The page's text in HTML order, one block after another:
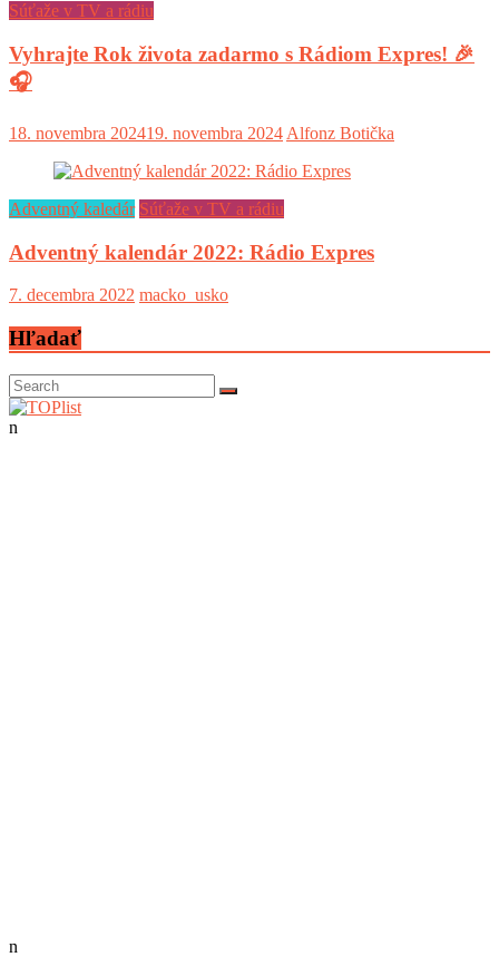
Súťaže v TV a rádiu
Vyhrajte Rok života zadarmo s Rádiom Expres! 🎉
🎧
18. novembra 202419. novembra 2024 Alfonz Botička
Adventný kaledár Súťaže v TV a rádiu
Adventný kalendár 2022: Rádio Expres
7. decembra 2022 macko_usko
Hľadať
n
n